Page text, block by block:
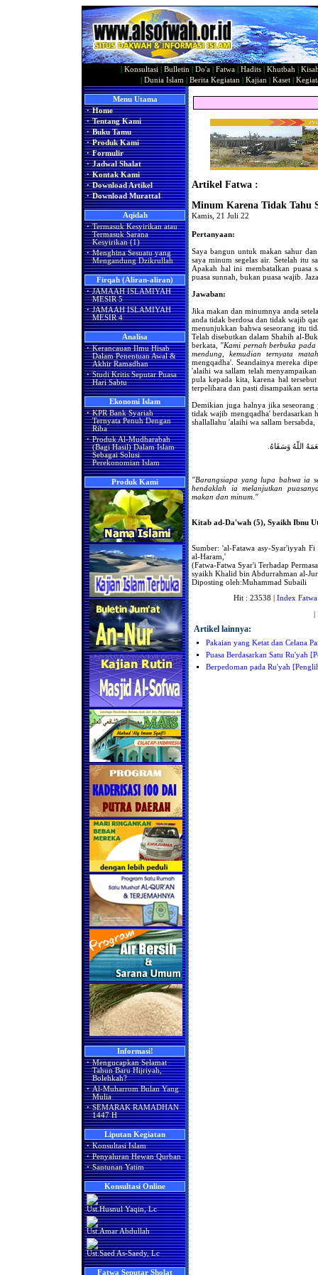
Konsultasi Bulletin Do'a Fatwa Hadits Khutbah
Dunia Islam Berita Kegiatan Kajian Kaset|
Menu Utama
· Home
· Tentang Kami
· Buku Tamu
· Produk Kami
· Formulir
· Jadwal Shalat
· Kontak Kami
· Download Artikel
· Download Murattal
Aqidah
· Termasuk Kesyirikan atau
Termasuk Sarana
Kesyirikan (1)
· Menghina Sesuatu yang
Mengandung Dzikrullah
Firqah (Aliran-aliran)
· JAMAAH ISLAMIYAH
MESIR 5
· JAMAAH ISLAMIYAH
MESIR 4
Analisa
· Kerancauan Ilmu Hisab
Dalam Penentuan Awal &
Akhir Ramadhan
· Studi Kritis Seputar Puasa
Hari Sabtu
Ekonomi Islam
· KPR Bank Syariah
Ternyata Penuh Dengan
Riba
· Produk Al-Mudharabah
(Bagi Hasil) Dalam Islam
Sebagai Solusi
Perekonomian Islam
Produk Kami
Informasi!
· Mengucapkan Selamat
Tahun Baru Hijriyah,
Bolehkah?
· Al-Muharrom Bulan Yang
Mulia
· SEMARAK RAMADHAN
1447 H
Liputan Kegiatan
· Konsultasi Islam
· Penyaluran Hewan Qurban
· Santunan Yatim
Konsultasi Online
Ust.Husnul Yaqin, Lc
Ust.Amar Abdullah
Ust.Saed As-Saedy, Lc
Fatwa Seputar Sholat
Artikel Fatwa :
Minum Karena Tidak Tahu
Kamis, 21 Juli 22
Pertanyaan:
Saya bangun untuk makan sahur
saya minum segelas air. Setelah itu
Apakah hal ini membatalkan puasa
puasa sunnah, bukan puasa wajib.
Jawaban:
Jika makan dan minumnya anda
anda tidak berdosa dan tidak wajib
menunjukkan bahwa seseorang itu
Telah disebutkan dalam Shahih al-
berkata, "Kami pernah berbuka
mendung, kemudian ternyata
mengqadha'. Seandainya mereka
'alaihi wa sallam telah
pula kepada kita, karena hal
terpelihara dan pasti disampaikan
Demikian juga halnya jika seseorang
tidak wajib mengqadha' berdasarkan
shallallahu 'alaihi wa sallam bersabda,
اللّهُ وَسَقَاهُ.
"Barangsiapa yang lupa bahwa ia
hendaklah ia melanjutkan
makan dan minum."
Kitab ad-Da'wah (5), Syaikh Ibnu
Sumber: 'al-Fatawa asy-Syar'iyyah
al-Haram,'
(Fatwa-Fatwa Syar'i Terhadap
syaikh Khalid bin Abdurrahman al-
Diposting oleh:Muhammad Subaili
Hit : 23538 | Index Fatwa
|
Artikel lainnya:
Pakaian yang Ketat dan Celana
Puasa Berdasarkan Satu Ru'yah
Berpedoman pada Ru'yah